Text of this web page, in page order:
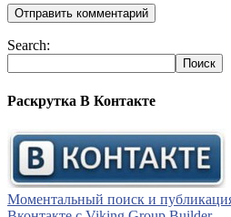
Search:
Раскрутка В Контакте
Моментальный поиск и